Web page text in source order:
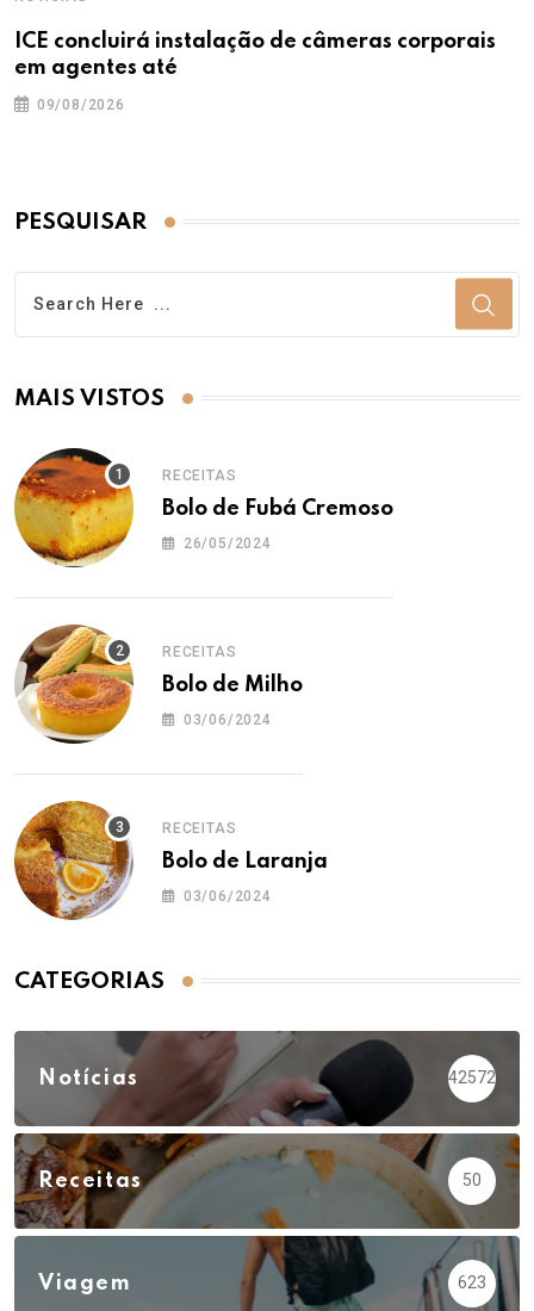
ICE concluirá instalação de câmeras corporais
em agentes até
09/08/2026
PESQUISAR
MAIS VISTOS
RECEITAS
Bolo de Fubá Cremoso
26/05/2024
RECEITAS
Bolo de Milho
03/06/2024
RECEITAS
Bolo de Laranja
03/06/2024
CATEGORIAS
Notícias 42572
Receitas 50
Viagem 623